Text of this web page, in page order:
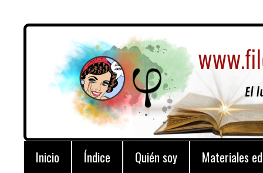
Inicio Índice Quién soy
Materiales